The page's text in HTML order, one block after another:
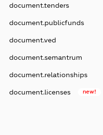
document.tenders
document.publicfunds
document.ved
document.semantrum
document.relationships
document.licenses new!